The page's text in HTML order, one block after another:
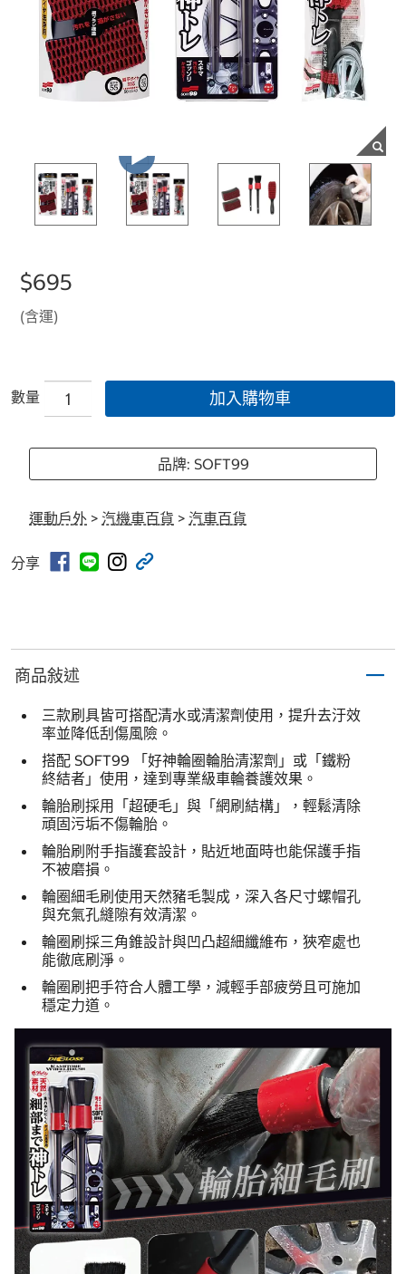
$695
(含運)
數量 加入購物車
品牌: SOFT99
運動戶外 > 汽機車百貨 > 汽車百貨
分享
商品敍述
三款刷具皆可搭配清水或清潔劑使用，提升去汙效
率並降低刮傷風險。
搭配 SOFT99 「好神輪圈輪胎清潔劑」或「鐵粉
終結者」使用，達到專業級車輪養護效果。
輪胎刷採用「超硬毛」與「網刷結構」，輕鬆清除
頑固污垢不傷輪胎。
輪胎刷附手指護套設計，貼近地面時也能保護手指
不被磨損。
輪圈細毛刷使用天然豬毛製成，深入各尺寸螺帽孔
與充氣孔縫隙有效清潔。
輪圈刷採三角錐設計與凹凸超細纖維布，狹窄處也
能徹底刷淨。
輪圈刷把手符合人體工學，減輕手部疲勞且可施加
穩定力道。